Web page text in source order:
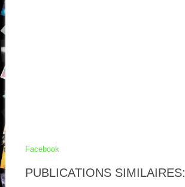
Facebook
PUBLICATIONS SIMILAIRES: